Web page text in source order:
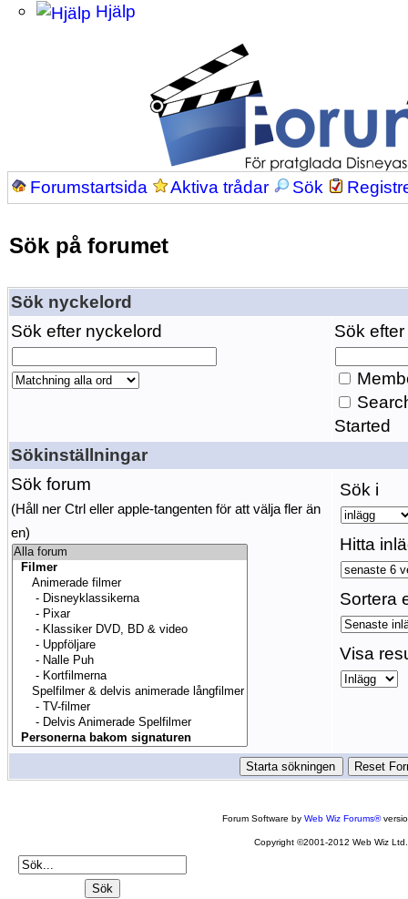
Hjälp
Forumstartsida Aktiva trådar Sök
Sök på forumet
Sök nyckelord
Sök efter nyckelord
Sök
Started
Sökinställningar
Sök forum
(Håll ner Ctrl eller apple-tangenten för att välja fler än
en)
Sök i
Hitta
Sortera
Visa
Forum Software byWeb Wiz Forums®
Copyright ©2001-2012 Web Wiz Ltd.